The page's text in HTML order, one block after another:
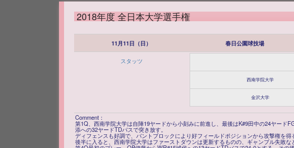
2018年度 全日本大学選手権
11月11日（日） 春日公園球技場
スタッツ
西南学院大学
金沢大学
Comment：
第1Q、西南学院大学は自陣19ヤードから小刻みに前進し、最後はK#9田中の24ヤー
添への32ヤードTDパスで突き放す。
ディフェンスも好調で、パントブロックにより好フィールドポジションから攻撃権を
後半に入ると、西南学院大学はファーストダウンは更新するものの、ギャンブル失敗